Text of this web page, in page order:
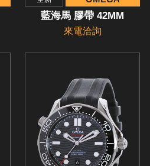
藍海馬 膠帶 42MM
來電洽詢